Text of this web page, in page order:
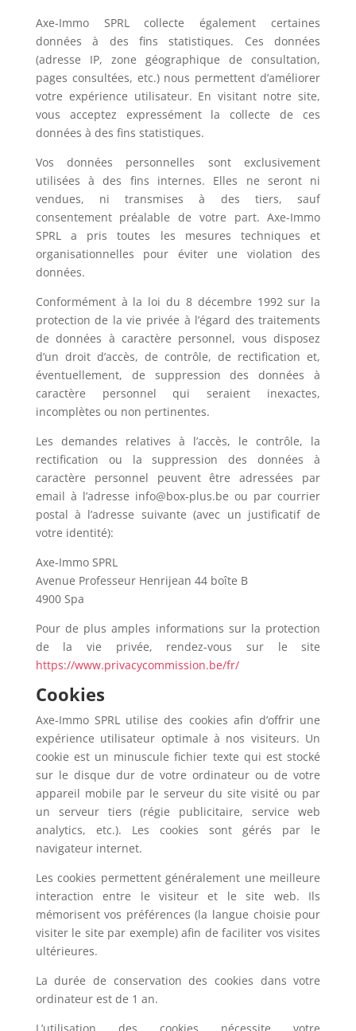
Axe-Immo SPRL collecte également certaines
données à des fins statistiques. Ces données
(adresse IP, zone géographique de consultation,
pages consultées, etc.) nous permettent d’améliorer
votre expérience utilisateur. En visitant notre site,
vous acceptez expressément la collecte de ces
données à des fins statistiques.
Vos données personnelles sont exclusivement
utilisées à des fins internes. Elles ne seront ni
vendues, ni transmises à des tiers, sauf
consentement préalable de votre part. Axe-Immo
SPRL a pris toutes les mesures techniques et
organisationnelles pour éviter une violation des
données.
Conformément à la loi du 8 décembre 1992 sur la
protection de la vie privée à l’égard des traitements
de données à caractère personnel, vous disposez
d’un droit d’accès, de contrôle, de rectification et,
éventuellement, de suppression des données à
caractère personnel qui seraient inexactes,
incomplètes ou non pertinentes.
Les demandes relatives à l’accès, le contrôle, la
rectification ou la suppression des données à
caractère personnel peuvent être adressées par
email à l’adresse info@box-plus.be ou par courrier
postal à l’adresse suivante (avec un justificatif de
votre identité):
Axe-Immo SPRL
Avenue Professeur Henrijean 44 boîte B
4900 Spa
Pour de plus amples informations sur la protection
de la vie privée, rendez-vous sur le site
https://www.privacycommission.be/fr/
Cookies
Axe-Immo SPRL utilise des cookies afin d’offrir une
expérience utilisateur optimale à nos visiteurs. Un
cookie est un minuscule fichier texte qui est stocké
sur le disque dur de votre ordinateur ou de votre
appareil mobile par le serveur du site visité ou par
un serveur tiers (régie publicitaire, service web
analytics, etc.). Les cookies sont gérés par le
navigateur internet.
Les cookies permettent généralement une meilleure
interaction entre le visiteur et le site web. Ils
mémorisent vos préférences (la langue choisie pour
visiter le site par exemple) afin de faciliter vos visites
ultérieures.
La durée de conservation des cookies dans votre
ordinateur est de 1 an.